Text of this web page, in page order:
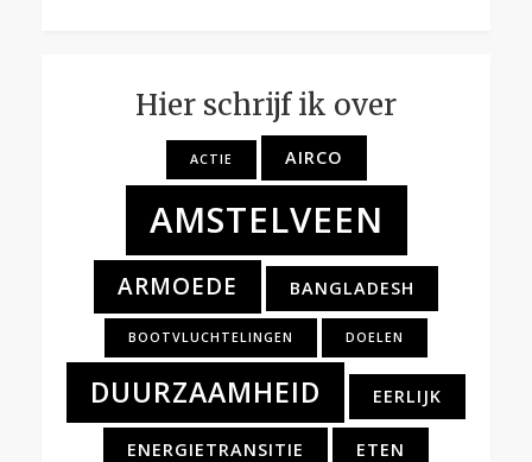
Hier schrijf ik over
ACTIE AIRCO
AMSTELVEEN
ARMOEDE BANGLADESH
BOOTVLUCHTELINGEN DOELEN
DUURZAAMHEID EERLIJK
ENERGIETRANSITIE ETEN